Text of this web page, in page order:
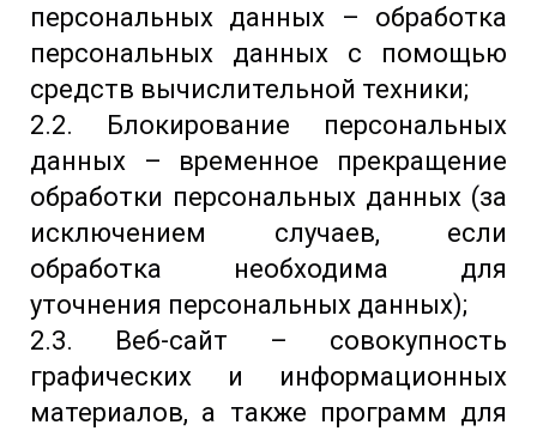
персональных данных – обработка
персональных данных с помощью
средств вычислительной техники;
2.2. Блокирование персональных
данных – временное прекращение
обработки персональных данных (за
исключением случаев, если
обработка необходима для
уточнения персональных данных);
2.3. Веб-сайт – совокупность
графических и информационных
материалов, а также программ для